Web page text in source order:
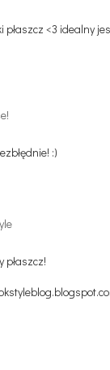
płaszcz <3 idealny
:)
płaszcz!